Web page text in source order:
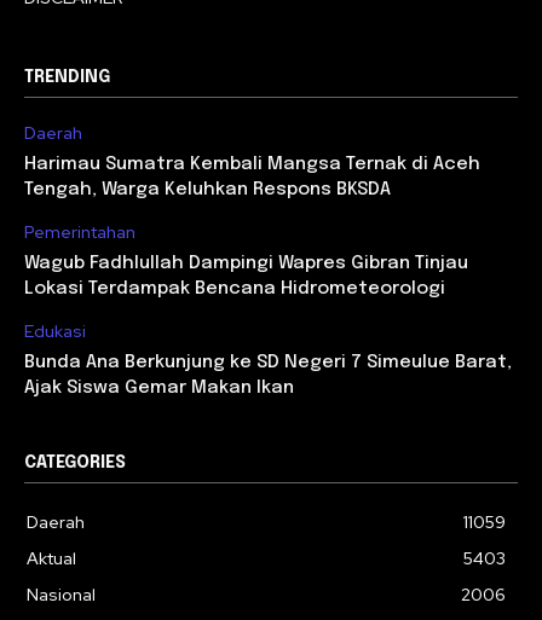
TRENDING
Daerah
Harimau Sumatra Kembali Mangsa Ternak di Aceh
Tengah, Warga Keluhkan Respons BKSDA
Pemerintahan
Wagub Fadhlullah Dampingi Wapres Gibran Tinjau
Lokasi Terdampak Bencana Hidrometeorologi
Edukasi
Bunda Ana Berkunjung ke SD Negeri 7 Simeulue Barat,
Ajak Siswa Gemar Makan Ikan
CATEGORIES
Daerah
11059
Aktual
5403
Nasional
2006